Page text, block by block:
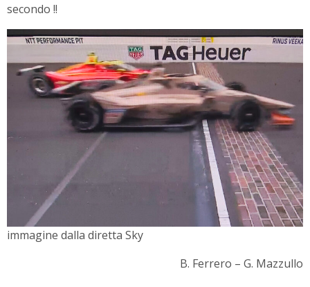
secondo !!
immagine dalla diretta Sky
B. Ferrero – G. Mazzullo